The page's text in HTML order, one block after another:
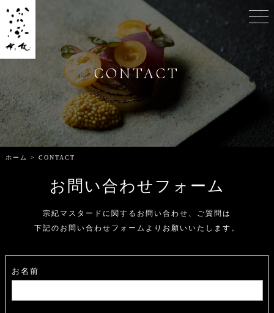
RECIPE
CART
MY PAGE
CONTACT
ホーム > CONTACT
お問い合わせフォーム
宗紀マスタードに関するお問い合わせ、ご質問は
下記のお問い合わせフォームよりお願いいたします。
お名前